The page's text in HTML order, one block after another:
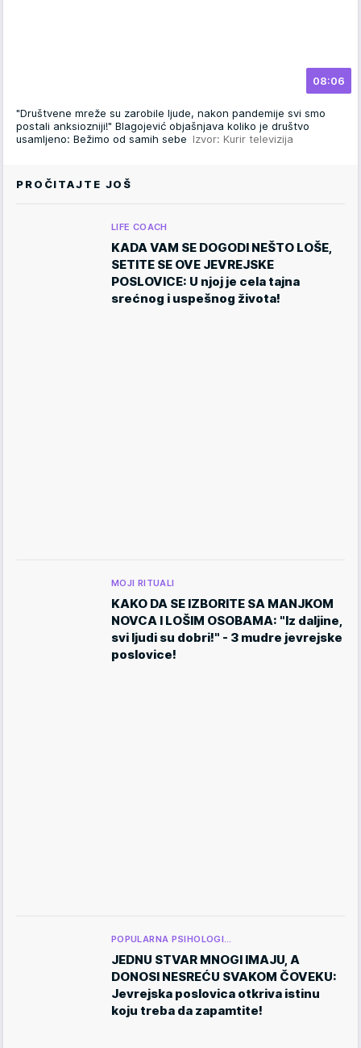
08:06
"Društvene mreže su zarobile ljude, nakon pandemije svi smo
postali anksiozniji!" Blagojević objašnjava koliko je društvo
usamljeno: Bežimo od samih sebe Izvor: Kurir televizija
PROČITAJTE JOŠ
LIFE COACH
KADA VAM SE DOGODI NEŠTO LOŠE,
SETITE SE OVE JEVREJSKE
POSLOVICE: U njoj je cela tajna
srećnog i uspešnog života!
MOJI RITUALI
KAKO DA SE IZBORITE SA MANJKOM
NOVCA I LOŠIM OSOBAMA: "Iz daljine,
svi ljudi su dobri!" - 3 mudre jevrejske
poslovice!
POPULARNA PSIHOLOGI…
JEDNU STVAR MNOGI IMAJU, A
DONOSI NESREĆU SVAKOM ČOVEKU:
Jevrejska poslovica otkriva istinu
koju treba da zapamtite!